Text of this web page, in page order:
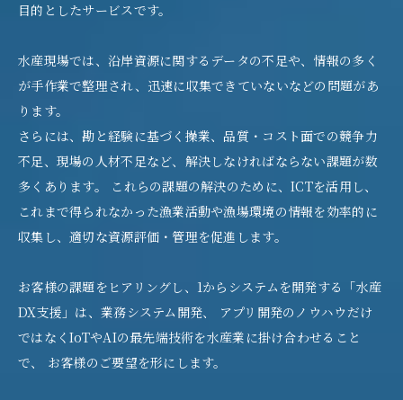
目的としたサービスです。
水産現場では、沿岸資源に関するデータの不足や、情報の多く
が手作業で整理され、迅速に収集できていないなどの問題があ
ります。
さらには、勘と経験に基づく操業、品質・コスト面での競争力
不足、現場の人材不足など、解決しなければならない課題が数
多くあります。 これらの課題の解決のために、ICTを活用し、
これまで得られなかった漁業活動や漁場環境の情報を効率的に
収集し、適切な資源評価・管理を促進します。
お客様の課題をヒアリングし、1からシステムを開発する「水産
DX支援」は、業務システム開発、 アプリ開発のノウハウだけ
ではなくIoTやAIの最先端技術を水産業に掛け合わせること
で、 お客様のご要望を形にします。